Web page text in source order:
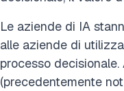
Le aziende di IA
alle aziende di
processo decisionale.
(precedentemente